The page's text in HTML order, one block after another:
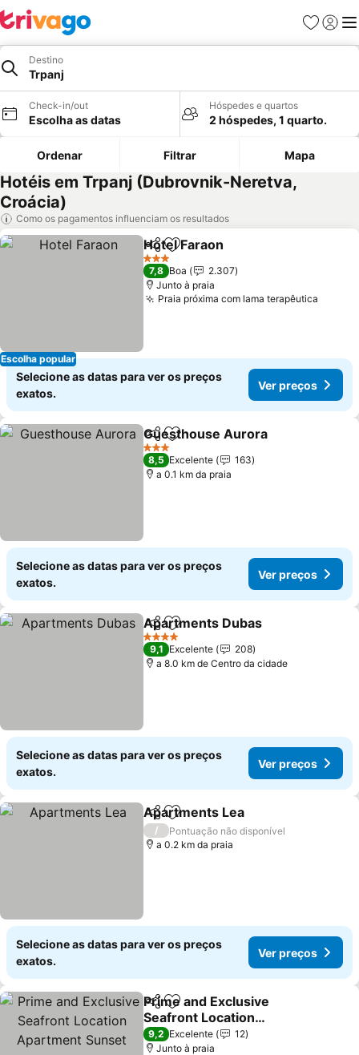
Favoritos
Iniciar
Destino
Trpanj
Check-in/out
Escolha as datas
Hóspedes e quartos
2 hóspedes, 1 quarto.
Ordenar Filtrar Mapa
Hotéis em Trpanj (Dubrovnik-Neretva,
Croácia)
Como os pagamentos influenciam os resultados
Escolha popular
PartilharAdicionar aos favoritos
Hotel Faraon
3 Estrelas
7,8 Boa
2.307
Junto à praia
Praia próxima com lama terapêutica
Selecione as datas para ver os preços
exatos.
Ver preços
PartilharAdicionar aos favoritos
Guesthouse Aurora
3 Estrelas
8,5 Excelente
163
a 0.1 km da praia
Selecione as datas para ver os preços
exatos.
Ver preços
PartilharAdicionar aos favoritos
Apartments Dubas
4 Estrelas
9,1 Excelente
208
a 8.0 km de Centro da cidade
Selecione as datas para ver os preços
exatos.
Ver preços
PartilharAdicionar aos favoritos
Apartments Lea
/
Pontuação não disponível
a 0.2 km da praia
Selecione as datas para ver os preços
exatos.
Ver preços
PartilharAdicionar aos favoritos
Prime and Exclusive
Seafront Location
Apartment Sunset
9,2 Excelente
12
Junto à praia